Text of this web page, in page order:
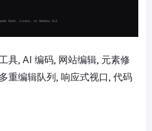
具, AI 编码, 网站编辑, 元素修
重编辑队列, 响应式视口, 代码